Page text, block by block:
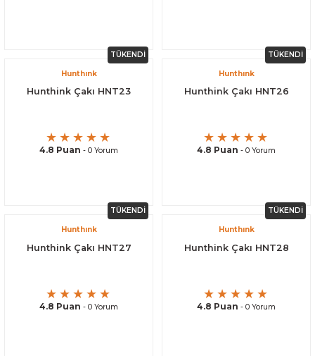
TÜKENDİ
Hunthınk
Hunthink Çakı HNT23
4.8 Puan - 0 Yorum
TÜKENDİ
Hunthınk
Hunthink Çakı HNT26
4.8 Puan - 0 Yorum
TÜKENDİ
Hunthınk
Hunthink Çakı HNT27
4.8 Puan - 0 Yorum
TÜKENDİ
Hunthınk
Hunthink Çakı HNT28
4.8 Puan - 0 Yorum